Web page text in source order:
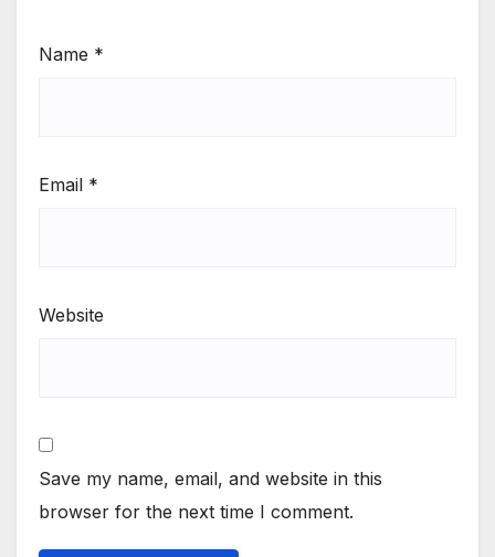
Name *
Email *
Website
Save my name, email, and website in this
browser for the next time I comment.